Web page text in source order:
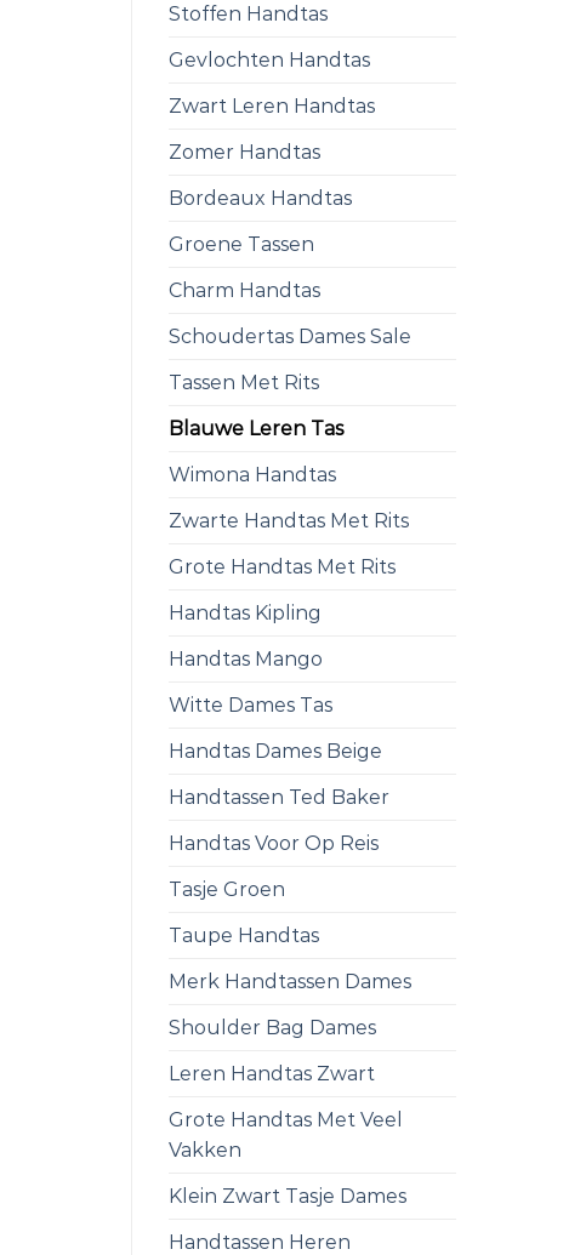
Stoffen Handtas
Gevlochten Handtas
Zwart Leren Handtas
Zomer Handtas
Bordeaux Handtas
Groene Tassen
Charm Handtas
Schoudertas Dames Sale
Tassen Met Rits
Blauwe Leren Tas
Wimona Handtas
Zwarte Handtas Met Rits
Grote Handtas Met Rits
Handtas Kipling
Handtas Mango
Witte Dames Tas
Handtas Dames Beige
Handtassen Ted Baker
Handtas Voor Op Reis
Tasje Groen
Taupe Handtas
Merk Handtassen Dames
Shoulder Bag Dames
Leren Handtas Zwart
Grote Handtas Met Veel
Vakken
Klein Zwart Tasje Dames
Handtassen Heren